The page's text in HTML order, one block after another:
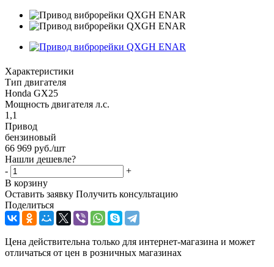
Характеристики
Тип двигателя
Honda GX25
Мощность двигателя л.с.
1,1
Привод
бензиновый
66 969 руб./шт
Нашли дешевле?
-
+
В корзину
Оставить заявку Получить консультацию
Поделиться
Цена действительна только для интернет-магазина и может
отличаться от цен в розничных магазинах